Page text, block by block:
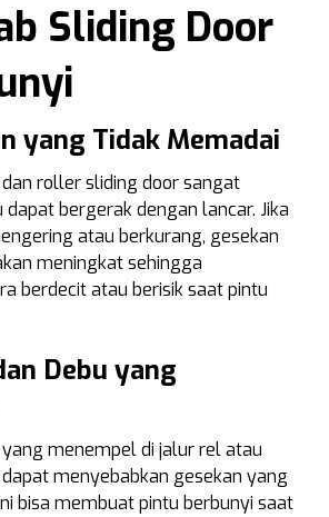
Sliding Door
yang Tidak Memadai
roller sliding door sangat
bergerak dengan lancar. Jika
atau berkurang, gesekan
meningkat sehingga
berdecit atau berisik saat pintu
Debu yang
menempel di jalur rel atau
menyebabkan gesekan yang
bisa membuat pintu berbunyi saat